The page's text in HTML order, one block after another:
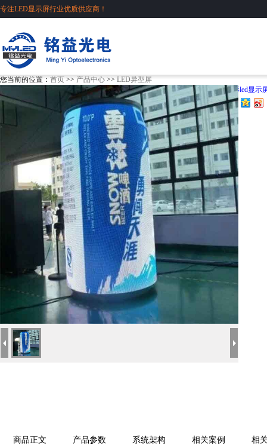
专注LED显示屏行业优质供应商！
您当前的位置： 首页 >> 产品中心 >> LED异型屏
创意啤酒屏形led显示
分享到：
商品正文 产品参数 系统架构 相关案例 相